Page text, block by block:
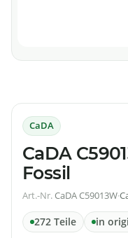
CaDA
CaDA
Fossil
Art.-Nr.CaDA C59013W·
272 Teile in